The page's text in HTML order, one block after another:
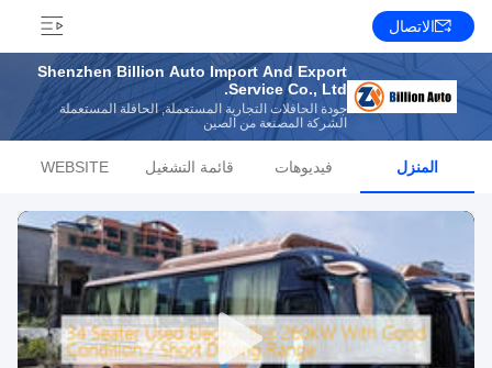
الاتصال
Shenzhen Billion Auto Import And Export
Service Co., Ltd.
جودة الحافلات التجارية المستعملة, الحافلة المستعملة
الشركة المصنعة من الصين
المنزل فيديوهات قائمة التشغيل WEBSITE